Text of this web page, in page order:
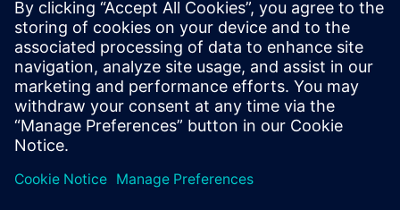
claire® neo - Video o proizvodu
claire® neo - Brošura
claire® neo - Bela knjiga
Prerequisites